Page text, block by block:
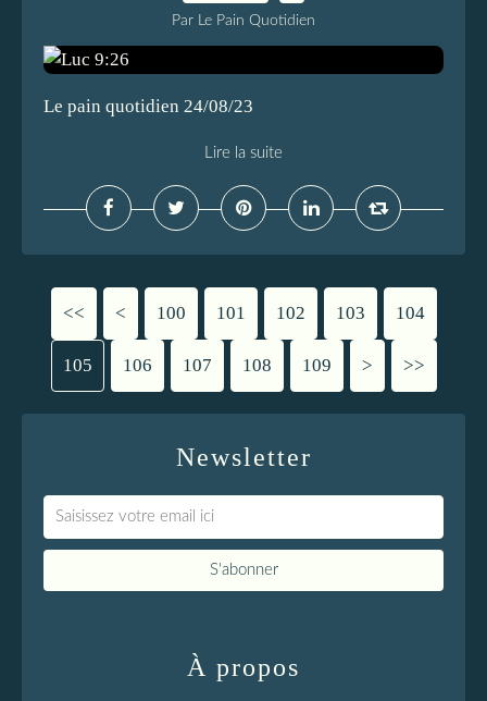
Par Le Pain Quotidien
Le pain quotidien 24/08/23
Lire la suite
<< < 100 101 102 103 104
105 106 107 108 109 > >>
Newsletter
À propos